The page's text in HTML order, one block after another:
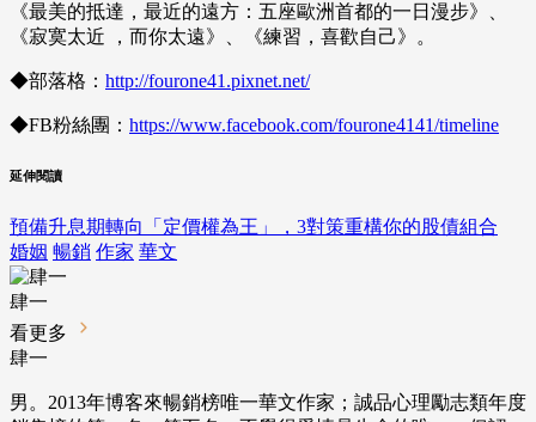
《最美的抵達，最近的遠方：五座歐洲首都的一日漫步》、
《寂寞太近 ，而你太遠》、《練習，喜歡自己》。
◆部落格： http://fourone41.pixnet.net/
◆FB粉絲團： https://www.facebook.com/fourone4141/timeline
延伸閱讀
預備升息期轉向「定價權為王」，3對策重構你的股債組合
婚姻 暢銷 作家 華文
肆一
看更多
肆一
男。 2013年博客來暢銷榜唯一華文作家； 誠品心理勵志類年度